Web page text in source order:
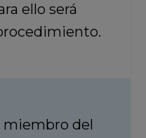
ello será
miembro del